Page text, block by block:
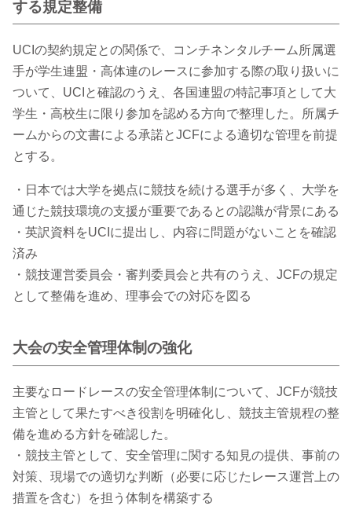
する規定整備
UCIの契約規定との関係で、コンチネンタルチーム所属選
手が学生連盟・高体連のレースに参加する際の取り扱いに
ついて、UCIと確認のうえ、各国連盟の特記事項として大
学生・高校生に限り参加を認める方向で整理した。所属チ
ームからの文書による承諾とJCFによる適切な管理を前提
とする。
・日本では大学を拠点に競技を続ける選手が多く、大学を
通じた競技環境の支援が重要であるとの認識が背景にある
・英訳資料をUCIに提出し、内容に問題がないことを確認
済み
・競技運営委員会・審判委員会と共有のうえ、JCFの規定
として整備を進め、理事会での対応を図る
大会の安全管理体制の強化
主要なロードレースの安全管理体制について、JCFが競技
主管として果たすべき役割を明確化し、競技主管規程の整
備を進める方針を確認した。
・競技主管として、安全管理に関する知見の提供、事前の
対策、現場での適切な判断（必要に応じたレース運営上の
措置を含む）を担う体制を構築する